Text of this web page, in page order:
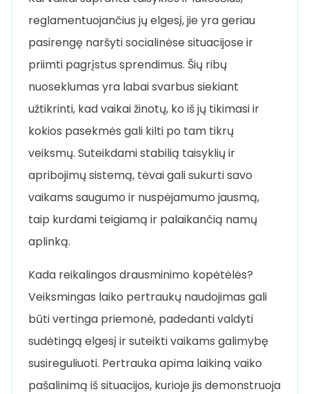
reglamentuojančius jų elgesį, jie yra geriau
pasirengę naršyti socialinėse situacijose ir
priimti pagrįstus sprendimus. Šių ribų
nuoseklumas yra labai svarbus siekiant
užtikrinti, kad vaikai žinotų, ko iš jų tikimasi ir
kokios pasekmės gali kilti po tam tikrų
veiksmų. Suteikdami stabilią taisyklių ir
apribojimų sistemą, tėvai gali sukurti savo
vaikams saugumo ir nuspėjamumo jausmą,
taip kurdami teigiamą ir palaikančią namų
aplinką.
Kada reikalingos drausminimo kopėtėlės?
Veiksmingas laiko pertraukų naudojimas gali
būti vertinga priemonė, padedanti valdyti
sudėtingą elgesį ir suteikti vaikams galimybę
susireguliuoti. Pertrauka apima laikiną vaiko
pašalinimą iš situacijos, kurioje jis demonstruoja